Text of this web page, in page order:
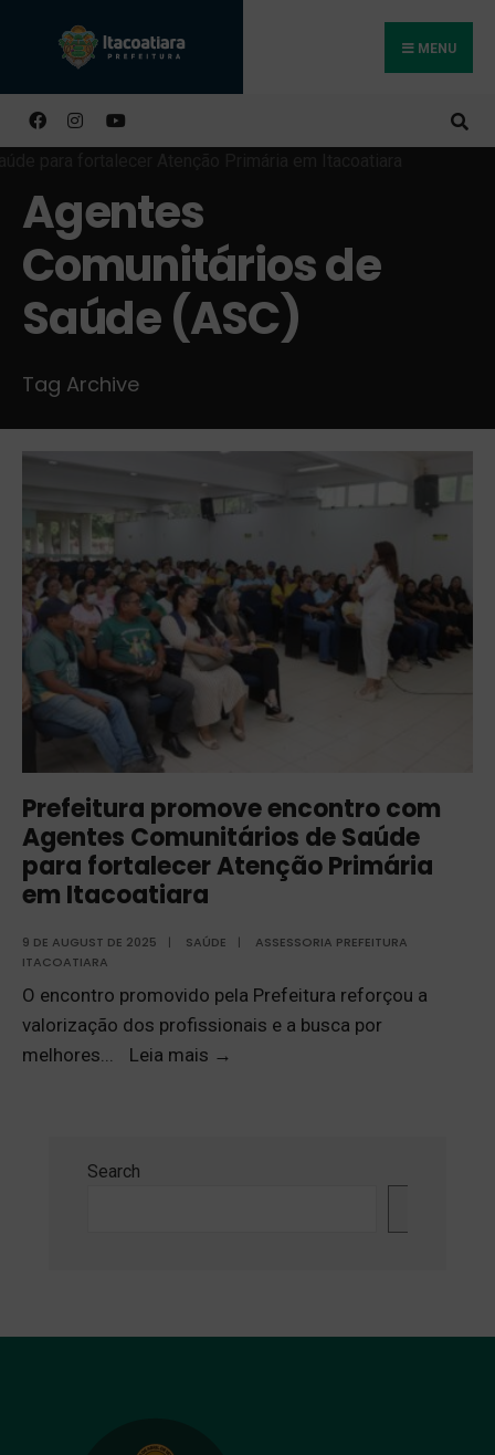
MENU
Agentes
Comunitários de
Saúde (ASC)
Tag Archive
Prefeitura promove encontro com
Agentes Comunitários de Saúde
para fortalecer Atenção Primária
em Itacoatiara
9 DE AUGUST DE 2025 | SAÚDE |
ASSESSORIA PREFEITURA
ITACOATIARA
O encontro promovido pela Prefeitura reforçou a
valorização dos profissionais e a busca por
melhores... Leia mais →
Search
Buscar